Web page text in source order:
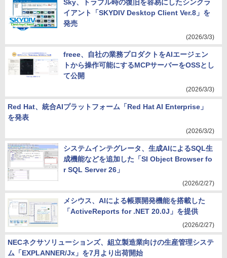
Sky、トラブル時の復旧を容易にしたシンクラ
イアント「SKYDIV Desktop Client Ver.8」を
発売
(2026/3/3)
freee、自社の業務プロダクトをAIエージェン
トから操作可能にするMCPサーバーをOSSとし
て公開
(2026/3/3)
Red Hat、統合AIプラットフォーム「Red Hat AI Enterprise」
を発表
(2026/3/2)
システムインテグレータ、生成AIによるSQL生
成機能などを追加した「SI Object Browser fo
r SQL Server 26」
(2026/2/27)
メシウス、AIによる帳票開発機能を搭載した
「ActiveReports for .NET 20.0J」を提供
(2026/2/27)
NECネクサソリューションズ、組立製造業向けの生産管理システ
ム「EXPLANNER/Jx」を7月より出荷開始